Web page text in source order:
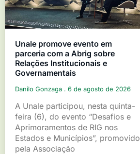
Unale promove evento em
parceria com a Abrig sobre
Relações Institucionais e
Governamentais
Danilo Gonzaga 6 de agosto de 2026
A Unale participou, nesta quinta-
feira (6), do evento “Desafios e
Aprimoramentos de RIG nos
Estados e Municípios”, promovido
pela Associação